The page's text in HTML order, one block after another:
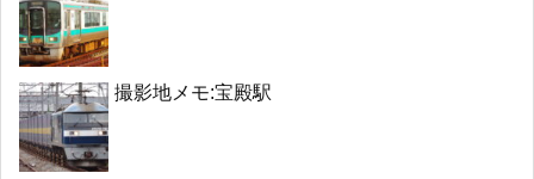
撮影地メモ:宝殿駅